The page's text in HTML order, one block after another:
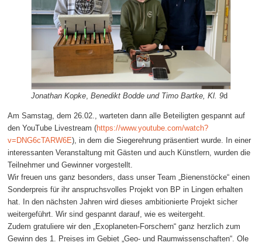
Jonathan Kopke,Benedikt Bodde und Timo Bartke, Kl. 9d
Am Samstag, dem 26.02., warteten dann alle Beteiligten gespannt auf
den YouTube Livestream (https://www.youtube.com/watch?
v=DNG6cTARW6E), in dem die Siegerehrung präsentiert wurde. In einer
interessanten Veranstaltung mit Gästen und auch Künstlern, wurden die
Teilnehmer und Gewinner vorgestellt.
Wir freuen uns ganz besonders, dass unser Team „Bienenstöcke“ einen
Sonderpreis für ihr anspruchsvolles Projekt von BP in Lingen erhalten
hat. In den nächsten Jahren wird dieses ambitionierte Projekt sicher
weitergeführt. Wir sind gespannt darauf, wie es weitergeht.
Zudem gratuliere wir den „Exoplaneten-Forschern“ ganz herzlich zum
Gewinn des 1. Preises im Gebiet „Geo- und Raumwissenschaften“. Ole